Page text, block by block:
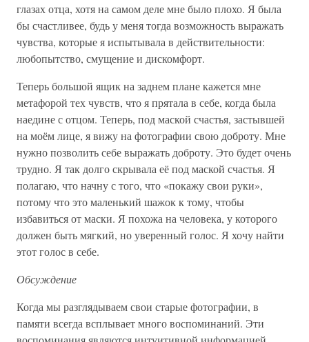
глазах отца, хотя на самом деле мне было плохо. Я была
бы счастливее, будь у меня тогда возможность выражать
чувства, которые я испытывала в действительности:
любопытство, смущение и дискомфорт.
Теперь большой ящик на заднем плане кажется мне
метафорой тех чувств, что я прятала в себе, когда была
наедине с отцом. Теперь, под маской счастья, застывшей
на моём лице, я вижу на фотографии свою доброту. Мне
нужно позволить себе выражать доброту. Это будет очень
трудно. Я так долго скрывала её под маской счастья. Я
полагаю, что начну с того, что «покажу свои руки»,
потому что это маленький шажок к тому, чтобы
избавиться от маски. Я похожа на человека, у которого
должен быть мягкий, но уверенный голос. Я хочу найти
этот голос в себе.
Обсуждение
Когда мы разглядываем свои старые фотографии, в
памяти всегда всплывает много воспоминаний. Эти